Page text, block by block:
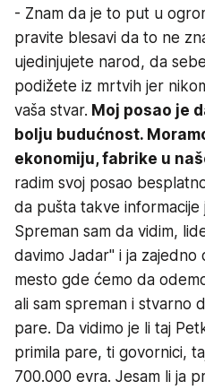
- Znam da je to put u
pravite blesavi da to ne
ujedinjujete narod, da
podižete iz mrtvih jer
vaša stvar. Moj posao je
bolju budućnost.
ekonomiju, fabrike u
radim svoj posao
da pušta takve informacije
Spreman sam da vidim,
davimo Jadar" i ja
mesto gde ćemo da
ali sam spreman i stvarno
pare. Da vidimo je li taj
primila pare, ti govornici,
700.000 evra. Jesam li ja